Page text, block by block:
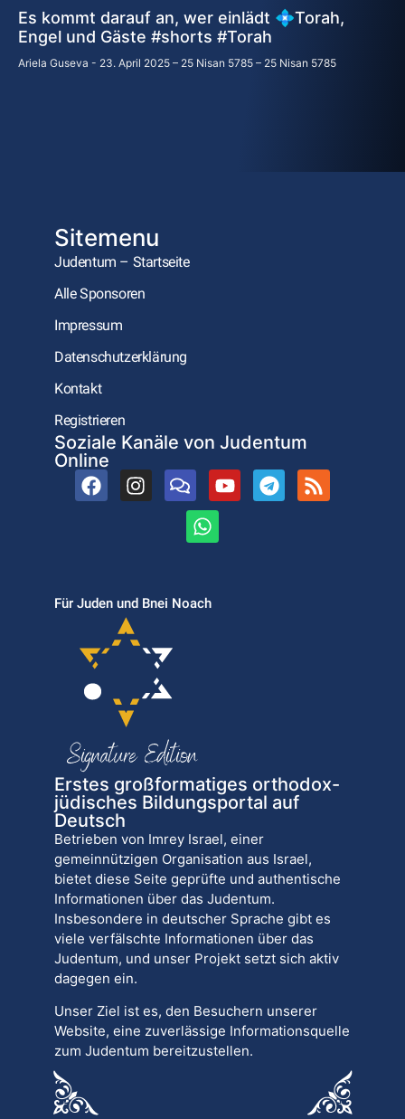
Es kommt darauf an, wer einlädt 💠Torah,
Engel und Gäste #shorts #Torah
Ariela Guseva 23. April 2025 – 25 Nisan 5785 – 25 Nisan 5785
Sitemenu
Judentum – Startseite
Alle Sponsoren
Impressum
Datenschutzerklärung
Kontakt
Registrieren
Soziale Kanäle von Judentum
Online
Für Juden und Bnei Noach
Erstes großformatiges orthodox-
jüdisches Bildungsportal auf
Deutsch
Betrieben von Imrey Israel, einer
gemeinnützigen Organisation aus Israel,
bietet diese Seite geprüfte und authentische
Informationen über das Judentum.
Insbesondere in deutscher Sprache gibt es
viele verfälschte Informationen über das
Judentum, und unser Projekt setzt sich aktiv
dagegen ein.
Unser Ziel ist es, den Besuchern unserer
Website, eine zuverlässige Informationsquelle
zum Judentum bereitzustellen.